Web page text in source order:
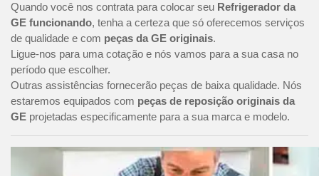
Quando você nos contrata para colocar seu Refrigerador da
GE funcionando, tenha a certeza que só oferecemos serviços
de qualidade e com peças da GE originais.
Ligue-nos para uma cotação e nós vamos para a sua casa no
período que escolher.
Outras assistências fornecerão peças de baixa qualidade. Nós
estaremos equipados com peças de reposição originais da
GE projetadas especificamente para a sua marca e modelo.